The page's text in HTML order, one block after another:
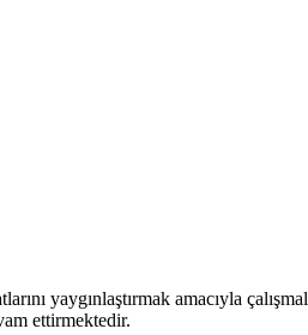
yaygınlaştırmak amacıyla
ettirmektedir.